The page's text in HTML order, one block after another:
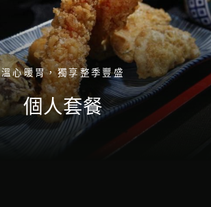
溫心暖胃，獨享整季豐盛
個人套餐